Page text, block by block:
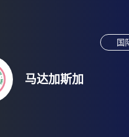
马达加斯加
国